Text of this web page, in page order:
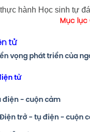
hành Học sinh tự
Mục lục
tử
vọng phát triển của
tử
điện - cuộn cảm
Điện trở - tụ điện - cuộn